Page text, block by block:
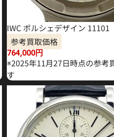
IWC ポルシェデザイン 11101
参考買取価格
764,000円
※2025年11月27日時点の参考
す